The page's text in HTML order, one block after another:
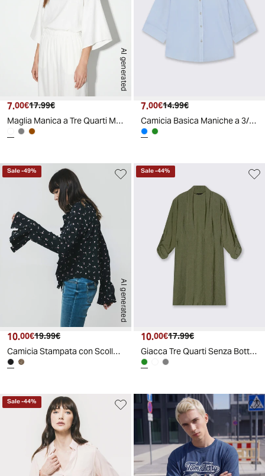
AI generated
Prezzo attuale
7.00€ Prezzo originale
17.99€
Maglia Manica a Tre Quarti Morbida - Bianco
Prezzo attuale
7.00€ Prezzo originale
14.99€
Camicia Basica Maniche a 3/4 - Celeste
AI generated
Sale-49%
Prezzo attuale
10.00€ Prezzo originale
19.99€
Camicia Stampata con Scollo a V e Rouches
Sale-44%
Prezzo attuale
10.00€ Prezzo originale
17.99€
Giacca Tre Quarti Senza Bottoni - Ve.milit.
Sale-44%